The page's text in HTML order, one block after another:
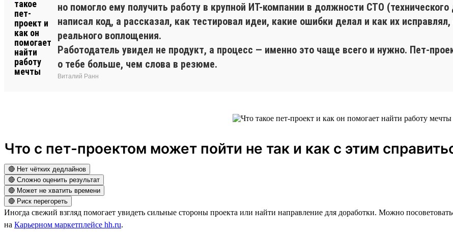
но помогло ему получить работу в крупной ИТ-компании в должности СТО
написал код, а рассказал, как тестировал идеи, какие ошибки делал и как их
реального воплощения.
Работодатель увидел не продукт, а процесс — именно это чаще всего и нужно. Пет-
о тебе больше, чем слова в резюме.
Виталий Ранн
Что с пет-проектом может пойти не так и как с этим
🔴 Нет чётких дедлайнов
🔴 Сложно оценить результат
🔴 Может не хватить времени
🔴 Риск перегореть
Иногда свежий взгляд помогает увидеть сильные стороны проекта или найти направление для доработки. Можно
на Карьерном маркетплейсе hh.ru.